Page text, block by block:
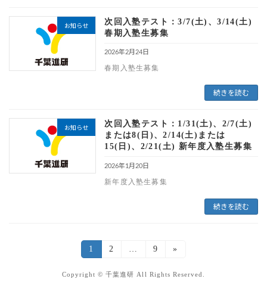
お知らせ
次回入塾テスト：3/7(土)、3/14(土)
春期入塾生募集
2026年2月24日
春期入塾生募集
続きを読む
お知らせ
次回入塾テスト：1/31(土)、2/7(土)
または8(日)、2/14(土)または
15(日)、2/21(土) 新年度入塾生募集
2026年1月20日
新年度入塾生募集
続きを読む
1 2 … 9 »
Copyright © 千葉進研 All Rights Reserved.